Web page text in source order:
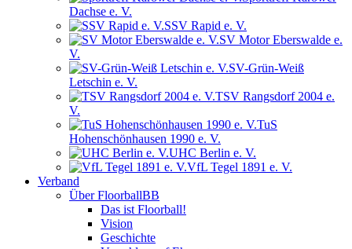
Dachse e. V.
SSV Rapid e. V.
SV Motor Eberswalde e.
V.
SV-Grün-Weiß
Letschin e. V.
TSV Rangsdorf 2004 e.
V.
TuS
Hohenschönhausen 1990 e. V.
UHC Berlin e. V.
VfL Tegel 1891 e. V.
Verband
Über FloorballBB
Das ist Floorball!
Vision
Geschichte